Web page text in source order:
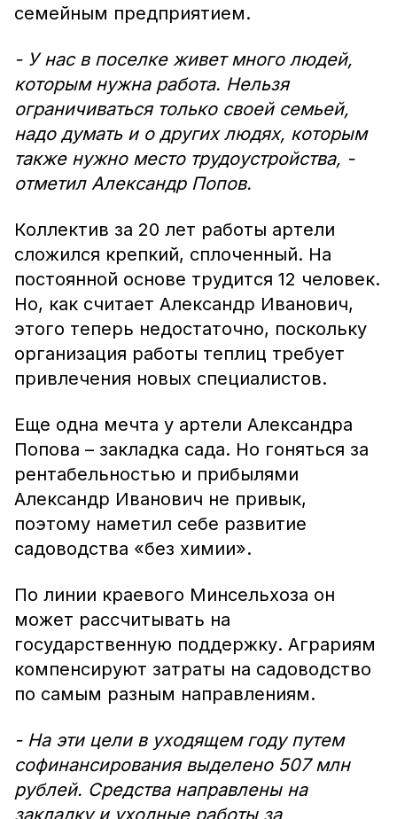
семейным предприятием.
- У нас в поселке живет много людей,
которым нужна работа. Нельзя
ограничиваться только своей семьей,
надо думать и о других людях, которым
также нужно место трудоустройства, -
отметил Александр Попов.
Коллектив за 20 лет работы артели
сложился крепкий, сплоченный. На
постоянной основе трудится 12 человек.
Но, как считает Александр Иванович,
этого теперь недостаточно, поскольку
организация работы теплиц требует
привлечения новых специалистов.
Еще одна мечта у артели Александра
Попова – закладка сада. Но гоняться за
рентабельностью и прибылями
Александр Иванович не привык,
поэтому наметил себе развитие
садоводства «без химии».
По линии краевого Минсельхоза он
может рассчитывать на
государственную поддержку. Аграриям
компенсируют затраты на садоводство
по самым разным направлениям.
- На эти цели в уходящем году путем
софинансирования выделено 507 млн
рублей. Средства направлены на
закладку и уходные работы за